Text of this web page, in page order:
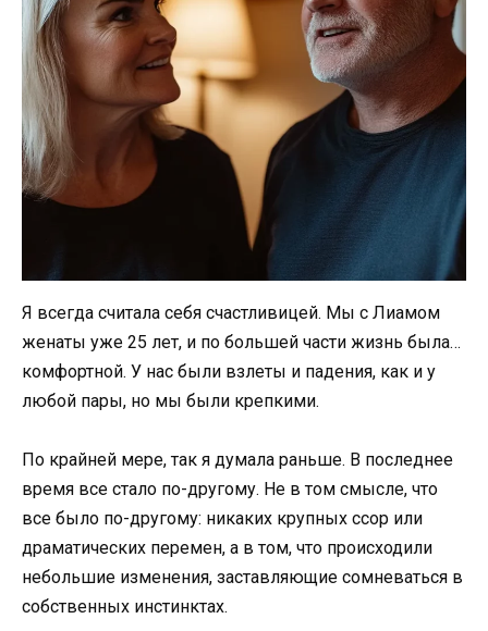
Я всегда считала себя счастливицей. Мы с Лиамом
женаты уже 25 лет, и по большей части жизнь была…
комфортной. У нас были взлеты и падения, как и у
любой пары, но мы были крепкими.
По крайней мере, так я думала раньше. В последнее
время все стало по-другому. Не в том смысле, что
все было по-другому: никаких крупных ссор или
драматических перемен, а в том, что происходили
небольшие изменения, заставляющие сомневаться в
собственных инстинктах.